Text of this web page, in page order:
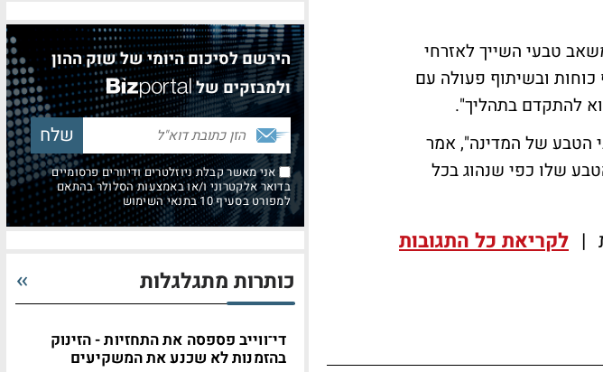
טבעי השייך לאזרחי
ובשיתוף פעולה עם
להתקדם בתהליך".
הטבע של המדינה", אמר
שלו כפי שנהוג בכל
| לקריאת כל התגובות
הירשם לסיכום היומי של שוק ההון
ולמבזקים של
אני מאשר קבלת ניוזלטרים ודיוורים פרסומיים
בדואר אלקטרוני ו/או באמצעות הסלולר בהתאם
למפורט בסעיף 10 בתנאי השימוש
כותרות מתגלגלות
די־ווייב פספסה את התחזיות - הזינוק
בהזמנות לא שכנע את המשקיעים